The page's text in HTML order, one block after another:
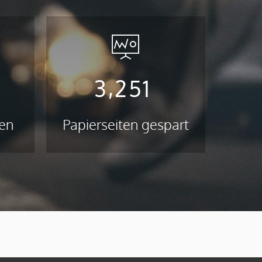
3,251
Papierseiten gespart